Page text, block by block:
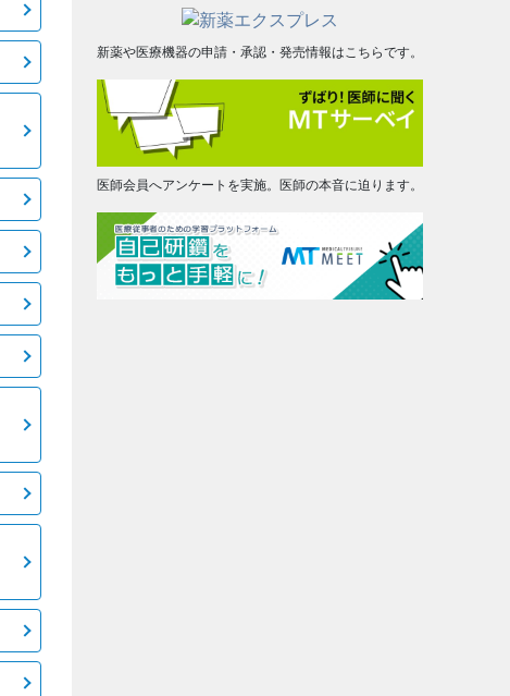
新薬や医療機器の申請・承認・発売情報はこちらです。
医師会員へアンケートを実施。医師の本音に迫ります。